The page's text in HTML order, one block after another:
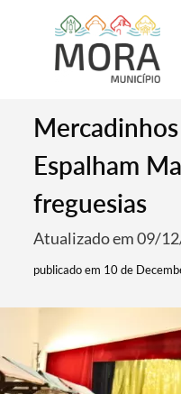
Espalham
freguesias
Atualizado em 09/
publicado em 10 de